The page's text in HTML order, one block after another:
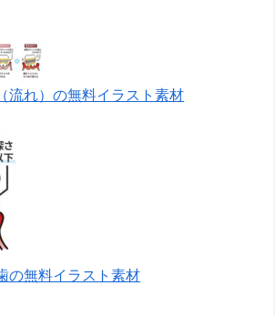
流れ）の無料イラスト素材
の無料イラスト素材